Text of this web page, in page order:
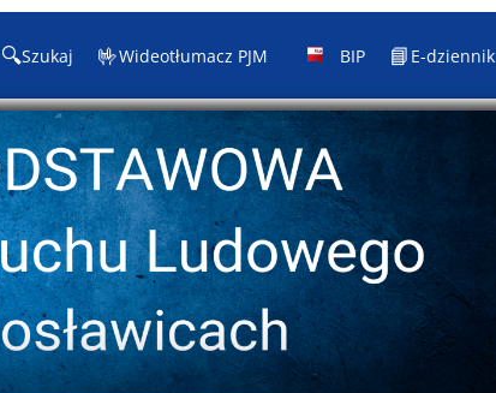
🔍Szukaj 🤟Wideotłumacz PJM BIP 📘 E-dziennik